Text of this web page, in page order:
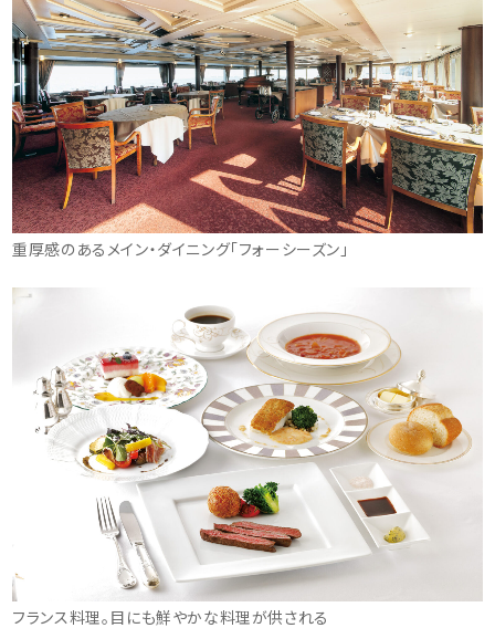
重厚感のあるメイン・ダイニング「フォーシーズン」
フランス料理。目にも鮮やかな料理が供される